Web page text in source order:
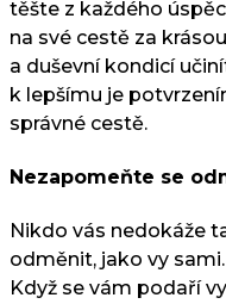
těšte z každého
na své cestě za
a duševní kondicí
k lepšímu je
správné cestě.
Nezapomeňte se
Nikdo vás nedokáže
odměnit, jako vy
Když se vám podaří